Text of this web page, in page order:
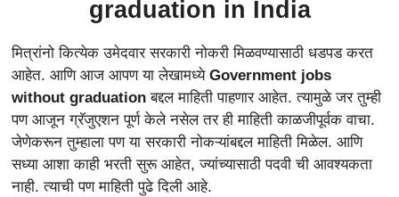
graduation in India
मित्रांनो कित्येक उमेदवार सरकारी नोकरी मिळवण्यासाठी धडपड करत
आहेत. आणि आज आपण या लेखामध्ये Government jobs
without graduation बद्दल माहिती पाहणार आहेत. त्यामुळे जर तुम्ही
पण आजून ग्रॅजुएशन पूर्ण केले नसेल तर ही माहिती काळजीपूर्वक वाचा.
जेणेकरून तुम्हाला पण या सरकारी नोकऱ्यांबद्दल माहिती मिळेल. आणि
सध्या आशा काही भरती सुरू आहेत, ज्यांच्यासाठी पदवी ची आवश्यकता
नाही. त्याची पण माहिती पुढे दिली आहे.